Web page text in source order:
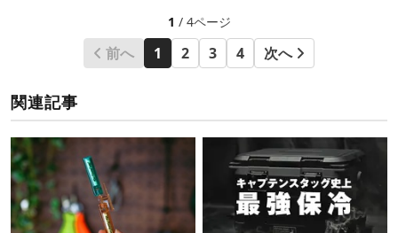
1 / 4ページ
前へ 1 2 3 4 次へ
関連記事